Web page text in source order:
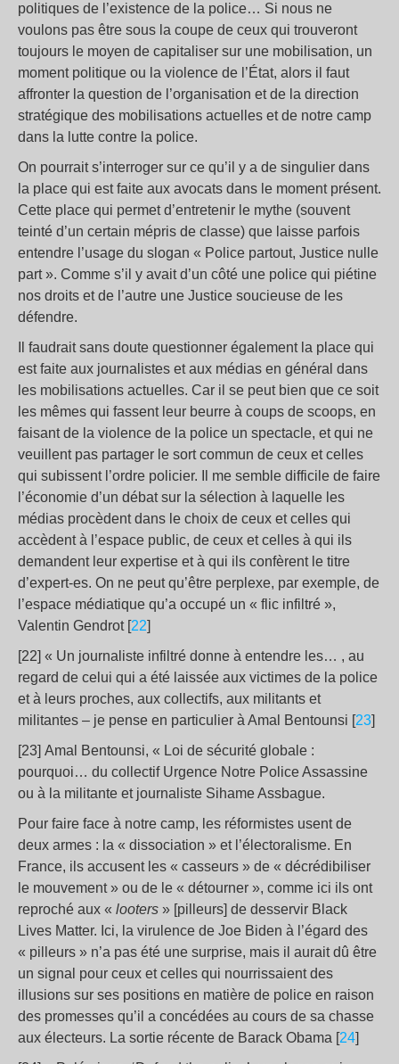
politiques de l’existence de la police… Si nous ne
voulons pas être sous la coupe de ceux qui trouveront
toujours le moyen de capitaliser sur une mobilisation, un
moment politique ou la violence de l’État, alors il faut
affronter la question de l’organisation et de la direction
stratégique des mobilisations actuelles et de notre camp
dans la lutte contre la police.
On pourrait s’interroger sur ce qu’il y a de singulier dans
la place qui est faite aux avocats dans le moment présent.
Cette place qui permet d’entretenir le mythe (souvent
teinté d’un certain mépris de classe) que laisse parfois
entendre l’usage du slogan « Police partout, Justice nulle
part ». Comme s’il y avait d’un côté une police qui piétine
nos droits et de l’autre une Justice soucieuse de les
défendre.
Il faudrait sans doute questionner également la place qui
est faite aux journalistes et aux médias en général dans
les mobilisations actuelles. Car il se peut bien que ce soit
les mêmes qui fassent leur beurre à coups de scoops, en
faisant de la violence de la police un spectacle, et qui ne
veuillent pas partager le sort commun de ceux et celles
qui subissent l’ordre policier. Il me semble difficile de faire
l’économie d’un débat sur la sélection à laquelle les
médias procèdent dans le choix de ceux et celles qui
accèdent à l’espace public, de ceux et celles à qui ils
demandent leur expertise et à qui ils confèrent le titre
d’expert-es. On ne peut qu’être perplexe, par exemple, de
l’espace médiatique qu’a occupé un « flic infiltré »,
Valentin Gendrot [22]
[22] « Un journaliste infiltré donne à entendre les… , au
regard de celui qui a été laissée aux victimes de la police
et à leurs proches, aux collectifs, aux militants et
militantes – je pense en particulier à Amal Bentounsi [23]
[23] Amal Bentounsi, « Loi de sécurité globale :
pourquoi… du collectif Urgence Notre Police Assassine
ou à la militante et journaliste Sihame Assbague.
Pour faire face à notre camp, les réformistes usent de
deux armes : la « dissociation » et l’électoralisme. En
France, ils accusent les « casseurs » de « décrédibiliser
le mouvement » ou de le « détourner », comme ici ils ont
reproché aux « looters » [pilleurs] de desservir Black
Lives Matter. Ici, la virulence de Joe Biden à l’égard des
« pilleurs » n’a pas été une surprise, mais il aurait dû être
un signal pour ceux et celles qui nourrissaient des
illusions sur ses positions en matière de police en raison
des promesses qu’il a concédées au cours de sa chasse
aux électeurs. La sortie récente de Barack Obama [24]